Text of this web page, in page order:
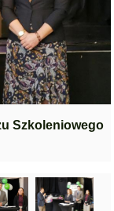
Szkoleniowego